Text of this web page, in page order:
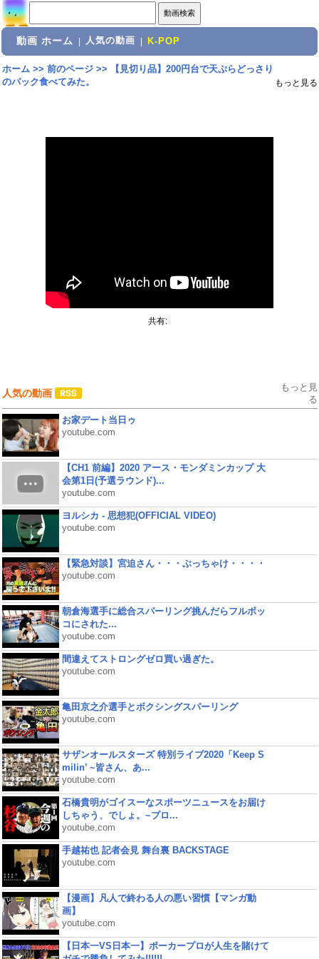
動画 ホーム 人気の動画 K-POP
ホーム>> 前のページ>>
【見切り品】200円台で天ぷらどっさり
のパック食べてみた。
もっと見る
共有:
人気の動画
もっと見
る
お家デート当日ゥ
youtube.com
【CH1 前編】2020 アース・モンダミンカップ 大
会第1日(予選ラウンド)...
youtube.com
ヨルシカ - 思想犯(OFFICIAL VIDEO)
youtube.com
【緊急対談】宮迫さん・・・ぶっちゃけ・・・・
youtube.com
朝倉海選手に総合スパーリング挑んだらフルボッ
コにされた...
youtube.com
間違えてストロングゼロ買い過ぎた。
youtube.com
亀田京之介選手とボクシングスパーリング
youtube.com
サザンオールスターズ 特別ライブ2020「Keep S
milin’ ~皆さん、あ...
youtube.com
石橋貴明がゴイスーなスポーツニュースをお届け
しちゃう、でしょ。~プロ...
youtube.com
手越祐也 記者会見 舞台裏 BACKSTAGE
youtube.com
【漫画】凡人で終わる人の悪い習慣【マンガ動
画】
youtube.com
【日本一VS日本一】ポーカープロが人生を賭けて